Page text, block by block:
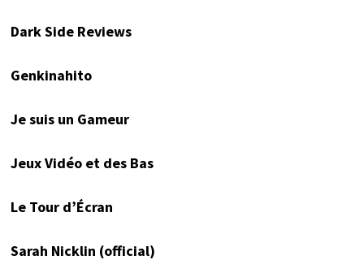
Dark Side Reviews
Genkinahito
Je suis un Gameur
Jeux Vidéo et des Bas
Le Tour d’Écran
Sarah Nicklin (official)